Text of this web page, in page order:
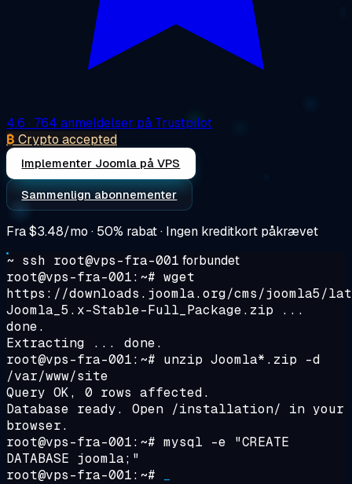
4.6 · 764 anmeldelser på Trustpilot
₿ Crypto accepted
Implementer Joomla på VPS
Sammenlign abonnementer
Fra$3.48/mo · 50% rabat · Ingen kreditkort påkrævet
~ ssh root@vps-fra-001 forbundet
root@vps-fra-001:~# wget
https://downloads.joomla.org/cms/joomla5/
Joomla_5.x-Stable-Full_Package.zip ...
done.
Extracting ... done.
root@vps-fra-001:~# unzip Joomla*.zip -d
/var/www/site
Query OK, 0 rows affected.
Database ready. Open /installation/ in your
browser.
root@vps-fra-001:~# mysql -e "CREATE
DATABASE joomla;"
root@vps-fra-001:~#